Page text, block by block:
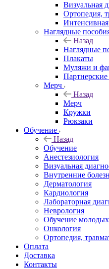
Визуальная
Ортопедия,
Наглядные
Назад
Наглядные
Плакаты
Муляжи и
Мерч
Назад
Мерч
Кружки
Рюкзаки
Обучение
Назад
Обучение
Анестезиология
Визуальная
Внутренние
Дерматология
Кардиология
Лабораторная
Неврология
Обучение
Онкология
Ортопедия,
Оплата
Доставка
Контакты